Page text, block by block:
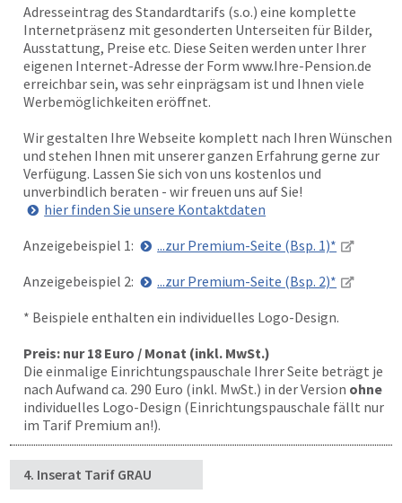
Adresseintrag des Standardtarifs (s.o.) eine komplette
Internetpräsenz mit gesonderten Unterseiten für Bilder,
Ausstattung, Preise etc. Diese Seiten werden unter Ihrer
eigenen Internet-Adresse der Form www.Ihre-Pension.de
erreichbar sein, was sehr einprägsam ist und Ihnen viele
Werbemöglichkeiten eröffnet.
Wir gestalten Ihre Webseite komplett nach Ihren Wünschen
und stehen Ihnen mit unserer ganzen Erfahrung gerne zur
Verfügung. Lassen Sie sich von uns kostenlos und
unverbindlich beraten - wir freuen uns auf Sie!
hier finden Sie unsere Kontaktdaten
Anzeigebeispiel 1:
...zur Premium-Seite (Bsp. 1)*
Anzeigebeispiel 2:
...zur Premium-Seite (Bsp. 2)*
* Beispiele enthalten ein individuelles Logo-Design.
Preis: nur 18 Euro / Monat (inkl. MwSt.)
Die einmalige Einrichtungspauschale Ihrer Seite beträgt je
nach Aufwand ca. 290 Euro (inkl. MwSt.) in der Version ohne
individuelles Logo-Design (Einrichtungspauschale fällt nur
im Tarif Premium an!).
4. Inserat Tarif GRAU